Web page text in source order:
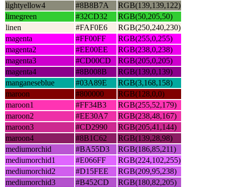
lightyellow4
#8B8B7A
RGB(139,139,122)
limegreen
#32CD32
RGB(50,205,50)
linen
#FAF0E6
RGB(250,240,230)
magenta
#FF00FF
RGB(255,0,255)
magenta2
#EE00EE
RGB(238,0,238)
magenta3
#CD00CD
RGB(205,0,205)
magenta4
#8B008B
RGB(139,0,139)
manganeseblue
#03A89E
RGB(3,168,158)
maroon
#800000
RGB(128,0,0)
maroon1
#FF34B3
RGB(255,52,179)
maroon2
#EE30A7
RGB(238,48,167)
maroon3
#CD2990
RGB(205,41,144)
maroon4
#8B1C62
RGB(139,28,98)
mediumorchid
#BA55D3
RGB(186,85,211)
mediumorchid1
#E066FF
RGB(224,102,255)
mediumorchid2
#D15FEE
RGB(209,95,238)
mediumorchid3
#B452CD
RGB(180,82,205)